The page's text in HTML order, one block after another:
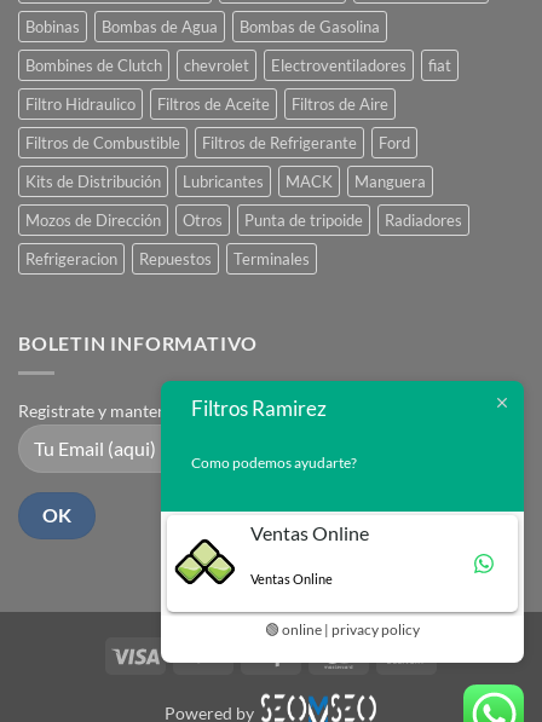
Bobinas
Bombas de Agua
Bombas de Gasolina
Bombines de Clutch
chevrolet Electroventiladores
fiat
Filtro Hidraulico
Filtros de Aceite
Filtros de Aire
Filtros de Combustible
Filtros de Refrigerante
Ford
Kits de Distribución
Lubricantes MACK
Manguera
Mozos de Dirección
Otros Punta de tripoide
Radiadores
Refrigeracion
Repuestos Terminales
BOLETIN INFORMATIVO
Registrate y mantente en contacto
Visa
Delivery
Powered by
Filtros Ramirez
Como podemos ayudarte?
Ventas Online
Ventas Online
🟢 online | privacy policy